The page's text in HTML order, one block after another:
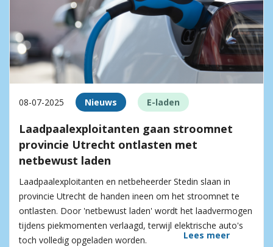
08-07-2025 Nieuws E-laden
Laadpaalexploitanten gaan stroomnet
provincie Utrecht ontlasten met
netbewust laden
Laadpaalexploitanten en netbeheerder Stedin slaan in
provincie Utrecht de handen ineen om het stroomnet te
ontlasten. Door 'netbewust laden' wordt het laadvermogen
tijdens piekmomenten verlaagd, terwijl elektrische auto's
toch volledig opgeladen worden.
Lees meer